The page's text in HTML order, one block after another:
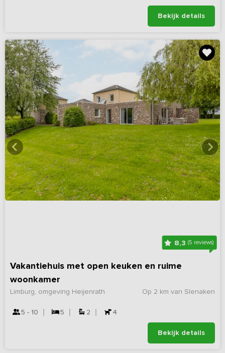
Bekijk details
8,3(5 reviews)
Vakantiehuis met open keuken en ruime
woonkamer
Op 2 km van Slenaken
Limburg, omgeving Heijenrath
5 - 10 5 2 4
Bekijk details